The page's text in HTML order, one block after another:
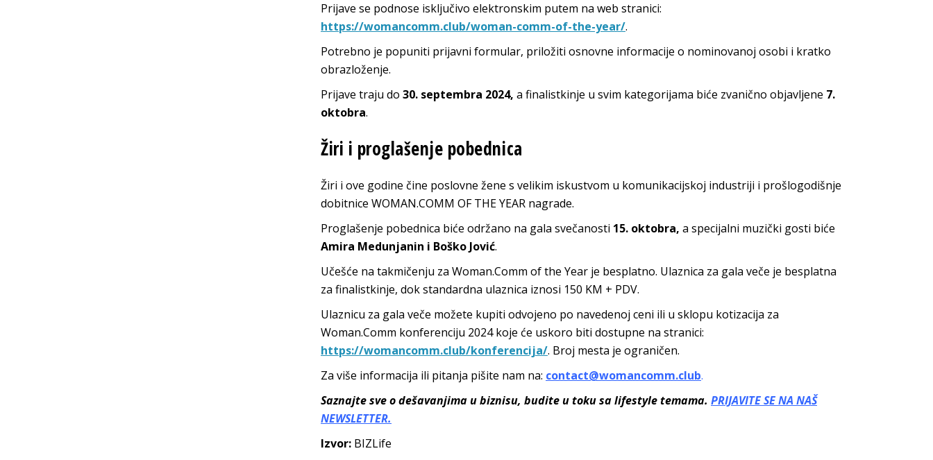
Prijave se podnose isključivo elektronskim putem na web stranici:
https://womancomm.club/woman-comm-of-the-year/.
Potrebno je popuniti prijavni formular, priložiti osnovne informacije o nominovanoj osobi i kratko
obrazloženje.
Prijave traju do 30. septembra 2024, a finalistkinje u svim kategorijama biće zvanično objavljene 7.
oktobra.
Žiri i proglašenje pobednica
Žiri i ove godine čine poslovne žene s velikim iskustvom u komunikacijskoj industriji i prošlogodišnje
dobitnice WOMAN.COMM OF THE YEAR nagrade.
Proglašenje pobednica biće održano na gala svečanosti 15. oktobra, a specijalni muzički gosti biće
Amira Medunjanin i Boško Jović.
Učešće na takmičenju za Woman.Comm of the Year je besplatno. Ulaznica za gala veče je besplatna
za finalistkinje, dok standardna ulaznica iznosi 150 KM + PDV.
Ulaznicu za gala veče možete kupiti odvojeno po navedenoj ceni ili u sklopu kotizacija za
Woman.Comm konferenciju 2024 koje će uskoro biti dostupne na stranici:
https://womancomm.club/konferencija/. Broj mesta je ograničen.
Za više informacija ili pitanja pišite nam na: contact@womancomm.club.
Saznajte sve o dešavanjima u biznisu, budite u toku sa lifestyle temama. PRIJAVITE SE NA NAŠ
NEWSLETTER.
Izvor: BIZLife